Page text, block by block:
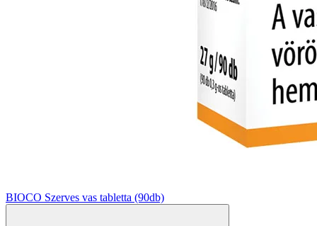
BIOCO Szerves vas tabletta (90db)